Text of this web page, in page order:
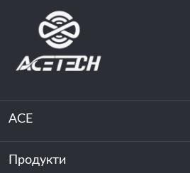
ACE
Про нас
Продукти